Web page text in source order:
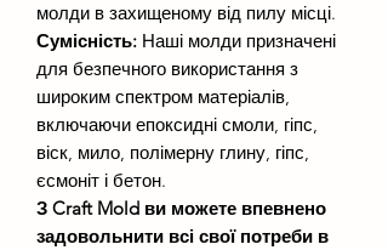
молди в захищеному від пилу місці.
Сумісність: Наші молди призначені
для безпечного використання з
широким спектром матеріалів,
включаючи епоксидні смоли, гіпс,
віск, мило, полімерну глину, гіпс,
єсмоніт і бетон.
З Craft Mold ви можете впевнено
задовольнити всі свої потреби в